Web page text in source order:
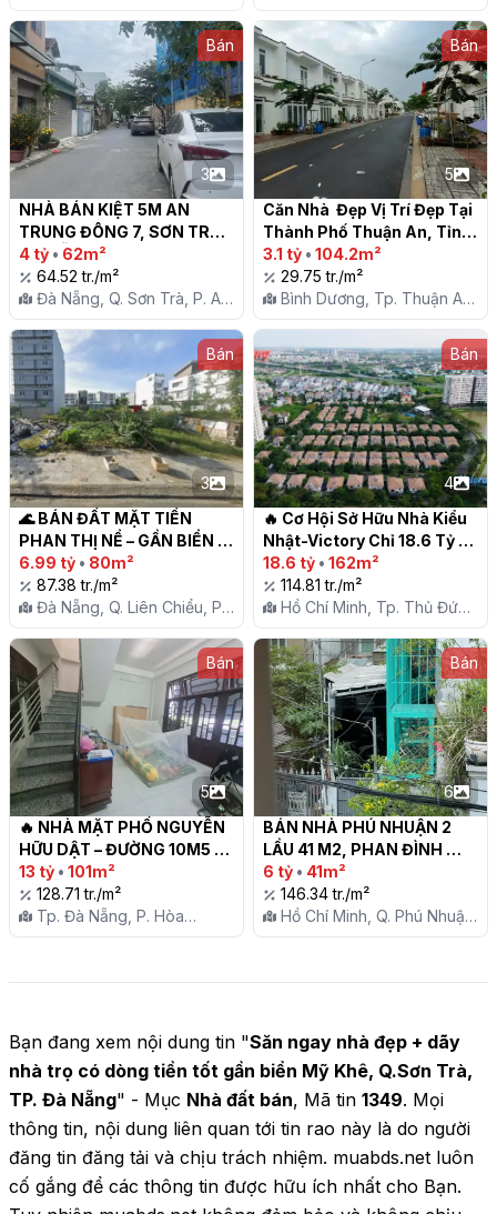
Mân Thái
P. Cao Thắng
Bán
3
NHÀ BÁN KIỆT 5M AN
TRUNG ĐÔNG 7, SƠN TRÀ,
ĐÀ NẴNG
4 tỷ • 62m²
64.52 tr./m²
Đà Nẵng, Q. Sơn Trà, P. An
Hải Đông
Bán
5
Căn Nhà  Đẹp Vị Trí Đẹp Tại
Thành Phố Thuận An, Tỉnh
Bình Dương
3.1 tỷ • 104.2m²
29.75 tr./m²
Bình Dương, Tp. Thuận An,
P. Bình Nhâm
Bán
3
🌊 BÁN ĐẤT MẶT TIỀN
PHAN THỊ NỂ – GẦN BIỂN –
80m2 – GIÁ 6,XX TỶ 🌊
6.99 tỷ • 80m²
87.38 tr./m²
Đà Nẵng, Q. Liên Chiểu, P.
Hòa Minh
Bán
4
🔥 Cơ Hội Sở Hữu Nhà Kiểu
Nhật-Victory Chỉ 18.6 Tỷ
Tại Khu Vực Đáng Mơ Ước
Valora Kikyo!
18.6 tỷ • 162m²
114.81 tr./m²
Hồ Chí Minh, Tp. Thủ Đức,
P. Phú Hữu
Bán
5
🔥 NHÀ MẶT PHỐ NGUYỄN
HỮU DẬT – ĐƯỜNG 10M5 –
TRUNG TÂM HẢI CHÂU! 🔥
13 tỷ • 101m²
128.71 tr./m²
Tp. Đà Nẵng, P. Hòa
Cường
Bán
6
BÁN NHÀ PHÚ NHUẬN 2
LẦU 41 M2, PHAN ĐÌNH
PHÙNG, H 3 GÁC, CĂN
GÓC 2 MT HẠ CHÀO 6 TỶ
6 tỷ • 41m²
146.34 tr./m²
Hồ Chí Minh, Q. Phú Nhuận,
P. 1
Bạn đang xem nội dung tin "Săn ngay nhà đẹp + dãy
nhà trọ có dòng tiền tốt gần biển Mỹ Khê, Q.Sơn Trà,
TP. Đà Nẵng" - Mục Nhà đất bán, Mã tin 1349. Mọi
thông tin, nội dung liên quan tới tin rao này là do người
đăng tin đăng tải và chịu trách nhiệm. muabds.net luôn
cố gắng để các thông tin được hữu ích nhất cho Bạn.